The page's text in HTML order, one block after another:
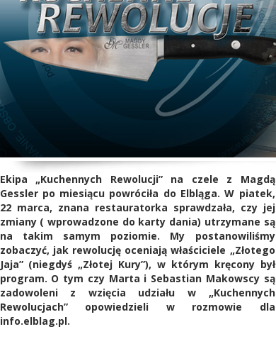
Ekipa „Kuchennych Rewolucji” na czele z Magdą
Gessler po miesiącu powróciła do Elbląga. W piatek,
22 marca, znana restauratorka sprawdzała, czy jej
zmiany ( wprowadzone do karty dania) utrzymane są
na takim samym poziomie. My postanowiliśmy
zobaczyć, jak rewolucję oceniają właściciele „Złotego
Jaja” (niegdyś „Złotej Kury”), w którym kręcony był
program. O tym czy Marta i Sebastian Makowscy są
zadowoleni z wzięcia udziału w „Kuchennych
Rewolucjach” opowiedzieli w rozmowie dla
info.elblag.pl.